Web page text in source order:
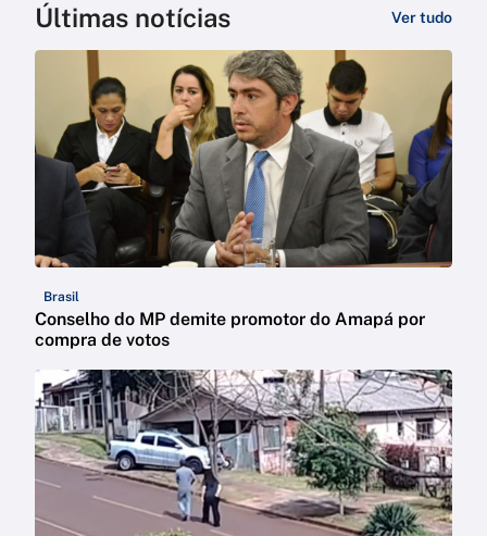
Últimas notícias Ver tudo
Brasil
Conselho do MP demite promotor do Amapá por
compra de votos